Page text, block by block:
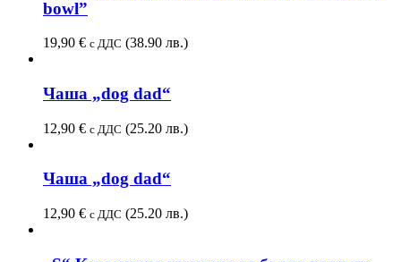
bowl”
19,90 € с ДДС (38.90 лв.)
Чаша „dog dad“
12,90 € с ДДС (25.20 лв.)
Чаша „dog dad“
12,90 € с ДДС (25.20 лв.)